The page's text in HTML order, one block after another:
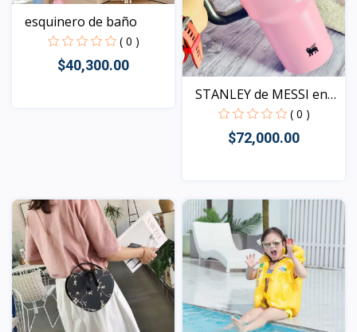
esquinero de baño
( 0 )
$40,300.00
STANLEY de MESSI en
ace...
( 0 )
$72,000.00
Vista